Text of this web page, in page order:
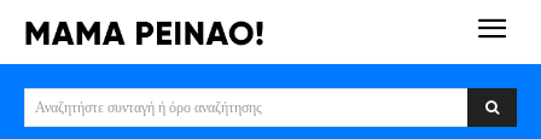
Αναζητήστε συνταγή ή όρο αναζήτησης